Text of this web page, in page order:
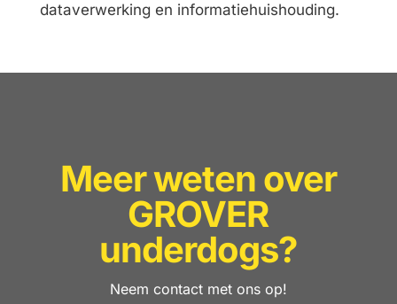
dataverwerking en informatiehuishouding.
Meer weten over
GROVER
underdogs?
Neem contact met ons op!